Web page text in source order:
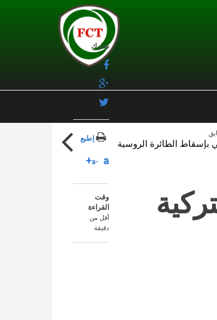
بإسقاط الطائرة الروسية
وقت
القراءة
أقل من
دقيقة
شارك
اِطبع
a- a+